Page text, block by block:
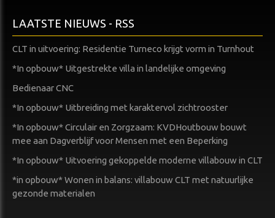
LAATSTE NIEUWS - RSS
CLT in uitvoering: Residentie Turneco krijgt vorm in Turnhout
*In opbouw* Uitgestrekte villa in landelijke omgeving
Bedienaar CNC
*In opbouw* Uitbreiding met karaktervol zichtrooster
*In opbouw* Circulair en Zorgzaam: KVDHoutbouw bouwt
mee aan Dagverblijf voor Mensen met een Beperking
*In opbouw* Uitvoering gekoppelde moderne villabouw in CLT
*in opbouw* Wonen in balans: villabouw CLT met natuurlijke
gezonde materialen